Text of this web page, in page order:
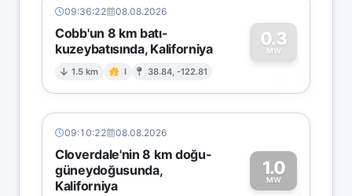
09:36:22 08.08.2026
Cobb'un 8 km batı-
kuzeybatısında, Kaliforniya
1.5 km I 38.84, -122.81
0.3
MW
0
09:10:22 08.08.2026
Cloverdale'nin 8 km doğu-
güneydoğusunda,
Kaliforniya
1.0
MW